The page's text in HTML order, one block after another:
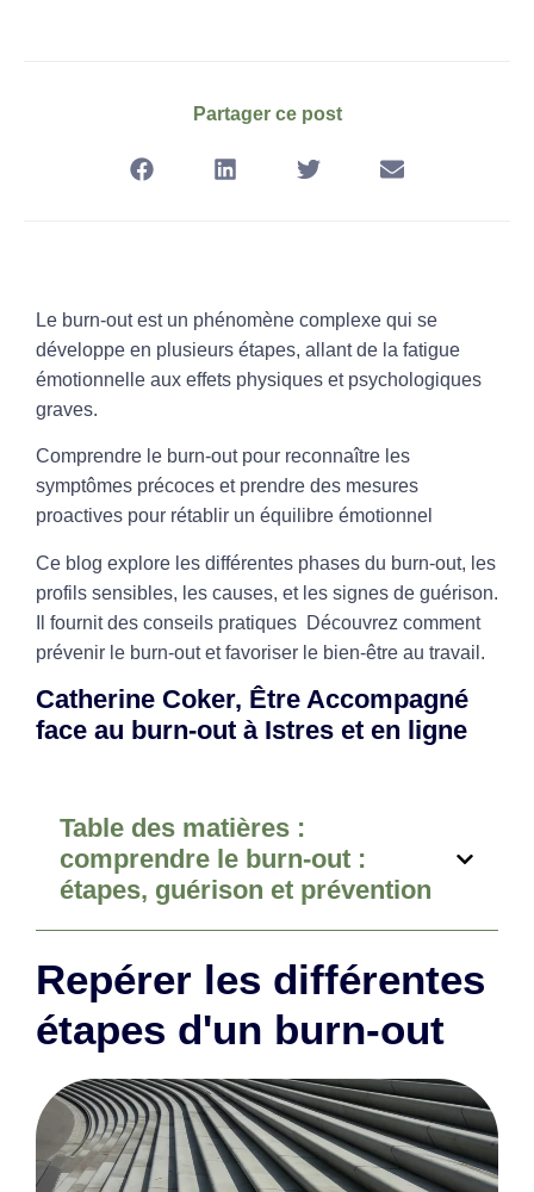
Partager ce post
Le burn-out est un phénomène complexe qui se
développe en plusieurs étapes, allant de la fatigue
émotionnelle aux effets physiques et psychologiques
graves.
Comprendre le burn-out pour reconnaître les
symptômes précoces et prendre des mesures
proactives pour rétablir un équilibre émotionnel
Ce blog explore les différentes phases du burn-out, les
profils sensibles, les causes, et les signes de guérison.
Il fournit des conseils pratiques Découvrez comment
prévenir le burn-out et favoriser le bien-être au travail.
Catherine Coker, Être Accompagné
face au burn-out à Istres et en ligne
Table des matières :
comprendre le burn-out :
étapes, guérison et prévention
Repérer les différentes
étapes d'un burn-out